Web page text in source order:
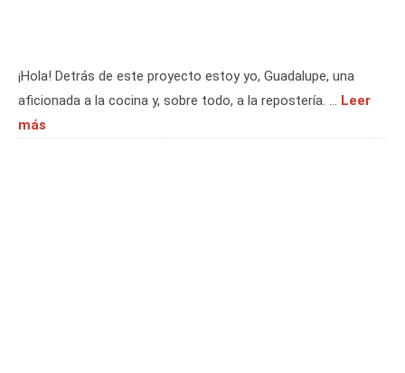
¡Hola! Detrás de este proyecto estoy yo, Guadalupe, una
aficionada a la cocina y, sobre todo, a la repostería. … Leer
más